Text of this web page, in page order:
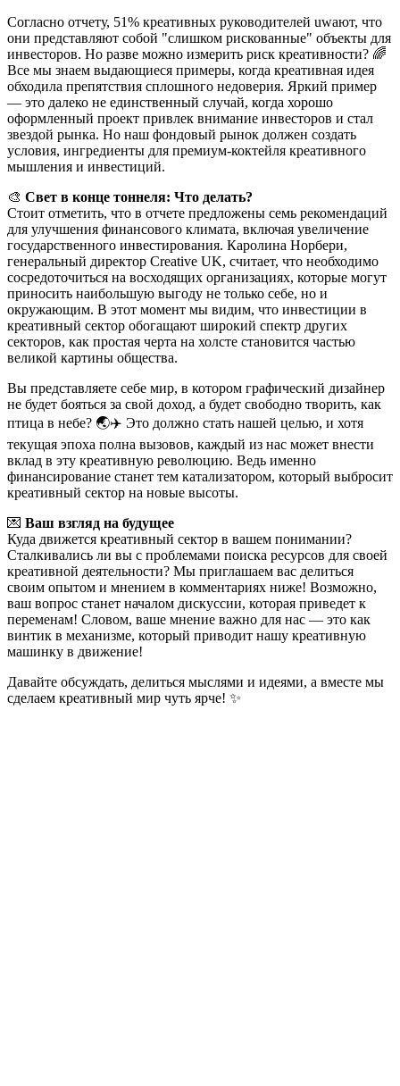
Согласно отчету, 51% креативных руководителей uwaют, что
они представляют собой "слишком рискованные" объекты для
инвесторов. Но разве можно измерить риск креативности? 🌈
Все мы знаем выдающиеся примеры, когда креативная идея
обходила препятствия сплошного недоверия. Яркий пример
— это далеко не единственный случай, когда хорошо
оформленный проект привлек внимание инвесторов и стал
звездой рынка. Но наш фондовый рынок должен создать
условия, ингредиенты для премиум-коктейля креативного
мышления и инвестиций.
🎨 Свет в конце тоннеля: Что делать?
Стоит отметить, что в отчете предложены семь рекомендаций
для улучшения финансового климата, включая увеличение
государственного инвестирования. Каролина Норбери,
генеральный директор Creative UK, считает, что необходимо
сосредоточиться на восходящих организациях, которые могут
приносить наибольшую выгоду не только себе, но и
окружающим. В этот момент мы видим, что инвестиции в
креативный сектор обогащают широкий спектр других
секторов, как простая черта на холсте становится частью
великой картины общества.
Вы представляете себе мир, в котором графический дизайнер
не будет бояться за свой доход, а будет свободно творить, как
птица в небе? 🌏✈️ Это должно стать нашей целью, и хотя
текущая эпоха полна вызовов, каждый из нас может внести
вклад в эту креативную революцию. Ведь именно
финансирование станет тем катализатором, который выбросит
креативный сектор на новые высоты.
💌 Ваш взгляд на будущее
Куда движется креативный сектор в вашем понимании?
Сталкивались ли вы с проблемами поиска ресурсов для своей
креативной деятельности? Мы приглашаем вас делиться
своим опытом и мнением в комментариях ниже! Возможно,
ваш вопрос станет началом дискуссии, которая приведет к
переменам! Словом, ваше мнение важно для нас — это как
винтик в механизме, который приводит нашу креативную
машинку в движение!
Давайте обсуждать, делиться мыслями и идеями, а вместе мы
сделаем креативный мир чуть ярче! ✨